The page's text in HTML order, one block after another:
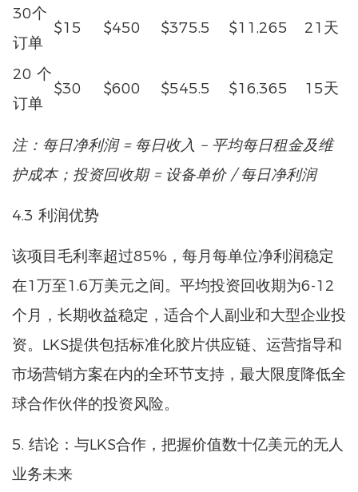
30个
订单
$15 $450 $375.5 $11,265 21天
20 个
订单
$30 $600 $545.5 $16,365 15天
注：每日净利润 = 每日收入 – 平均每日租金及维
护成本；投资回收期 = 设备单价 / 每日净利润
4.3 利润优势
该项目毛利率超过85%，每月每单位净利润稳定
在1万至1.6万美元之间。平均投资回收期为6-12
个月，长期收益稳定，适合个人副业和大型企业投
资。LKS提供包括标准化胶片供应链、运营指导和
市场营销方案在内的全环节支持，最大限度降低全
球合作伙伴的投资风险。
5. 结论：与LKS合作，把握价值数十亿美元的无人
业务未来